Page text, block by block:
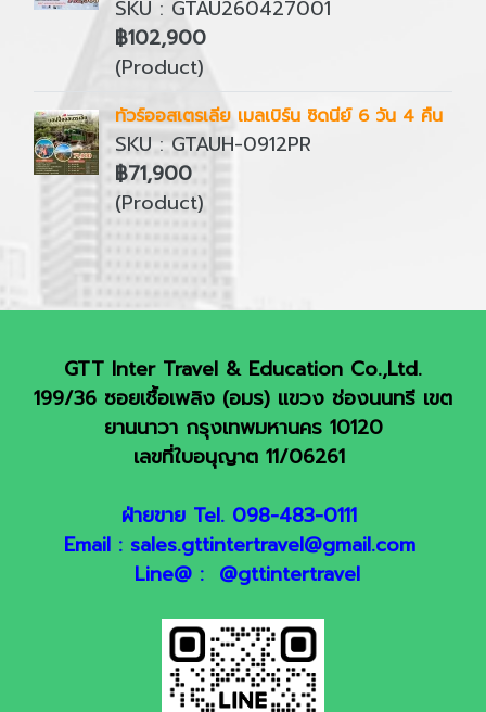
SKU : GTAU260427001
฿102,900
(Product)
ทัวร์ออสเตรเลีย เมลเบิร์น ซิดนีย์ 6 วัน 4 คืน
SKU : GTAUH-0912PR
฿71,900
(Product)
GTT Inter Travel & Education Co.,Ltd.
199/36 ซอยเชื้อเพลิง (อมร) แขวง ช่องนนทรี เขต
ยานนาวา กรุงเทพมหานคร 10120
เลขที่ใบอนุญาต 11/06261
ฝ่ายขาย Tel. 098-483-0111
Email : sales.gttintertravel@gmail.com
Line@ : @gttintertravel